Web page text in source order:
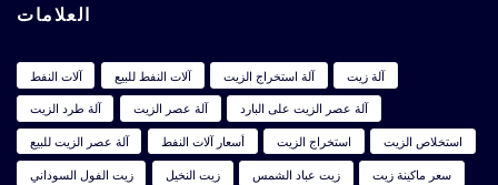
العلامات
آلات النفط آلات النفط للبيع آلة استخراج الزيت
آلة زيت
آلة طرد الزيت
آلة عصر الزيت
آلة عصر الزيت على البارد
آلة عصر الزيت للبيع
أسعار آلات النفط استخراج الزيت
استخلاص الزيت
زيت الفول السوداني
زيت النخيل زيت عباد الشمس
سعر ماكينة زيت